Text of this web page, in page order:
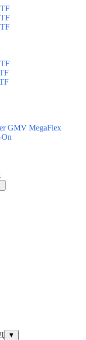
GMV MegaFlex
On
▼